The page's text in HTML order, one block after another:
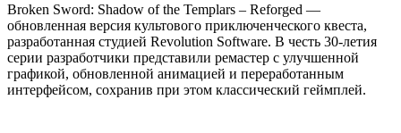
Broken Sword: Shadow of the Templars – Reforged —
обновленная версия культового приключенческого квеста,
разработанная студией Revolution Software. В честь 30-летия
серии разработчики представили ремастер с улучшенной
графикой, обновленной анимацией и переработанным
интерфейсом, сохранив при этом классический геймплей.